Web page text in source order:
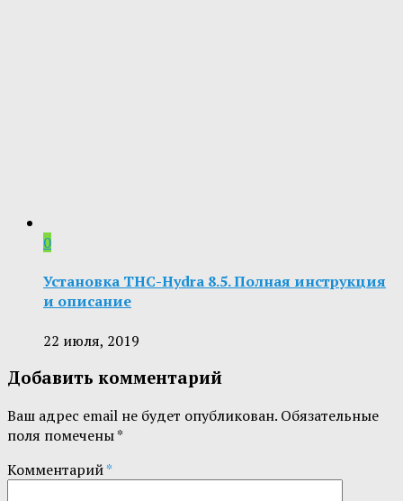
0
Установка THC-Hydra 8.5. Полная инструкция
и описание
22 июля, 2019
Добавить комментарий
Ваш адрес email не будет опубликован. Обязательные
поля помечены*
Комментарий*